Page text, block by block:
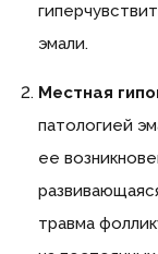
эмали.
Местная
патологией
ее
травма